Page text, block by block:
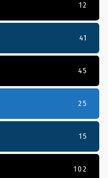
12
41
45
25
15
102